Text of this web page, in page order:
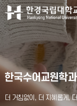
한국수어교원학과